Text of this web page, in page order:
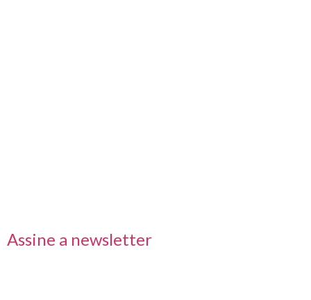
Assine a newsletter